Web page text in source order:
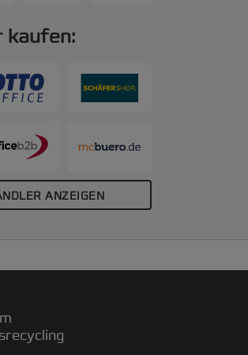
kaufen:
ANZEIGEN